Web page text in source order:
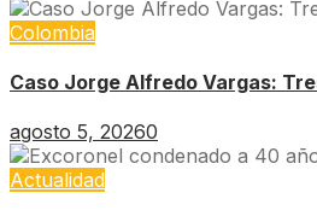
Colombia
Caso Jorge Alfredo Vargas:
agosto 5, 20260
Actualidad